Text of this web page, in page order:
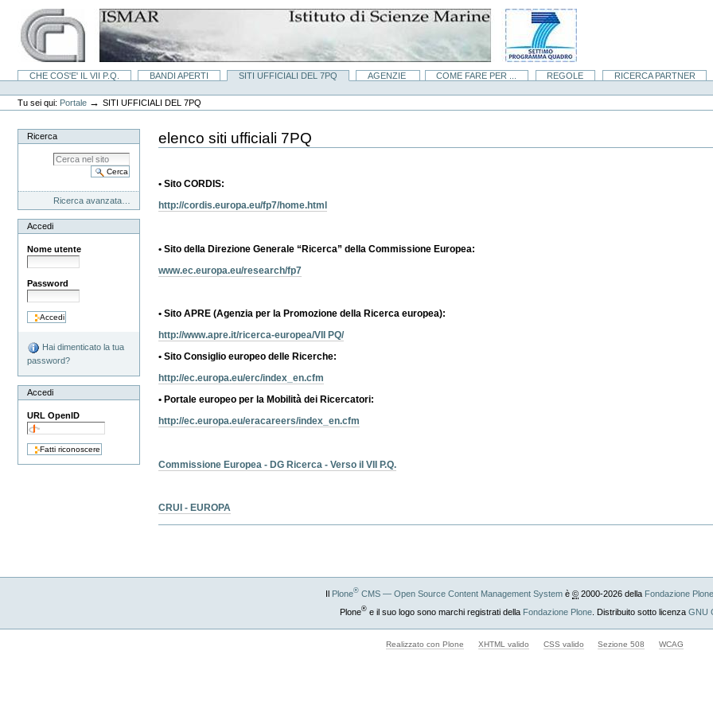
contenuti.
Spostati
navigazione
SezioniCHE COS'E' IL VII P.Q. BANDI APERTI SITI UFFICIALI DEL 7PQ AGENZIE COME FARE PER ... REGOLE RICERCA PARTNER
Strumenti
personali
Tu sei qui: Portale →SITI UFFICIALI DEL 7PQ
Ricerca
Ricerca avanzata…
Accedi
Nome utente
Password
Hai dimenticato la tua
password?
Accedi
URL OpenID
elenco siti ufficiali 7PQ
• Sito CORDIS:
http://cordis.europa.eu/fp7/home.html
• Sito della Direzione Generale “Ricerca” della Commissione Europea:
www.ec.europa.eu/research/fp7
• Sito APRE (Agenzia per la Promozione della Ricerca europea):
http://www.apre.it/ricerca-europea/VII PQ/
• Sito Consiglio europeo delle Ricerche:
http://ec.europa.eu/erc/index_en.cfm
• Portale europeo per la Mobilità dei Ricercatori:
http://ec.europa.eu/eracareers/index_en.cfm
Commissione Europea - DG Ricerca - Verso il VII P.Q.
CRUI - EUROPA
Il Plone® CMS — Open Source Content Management System è © 2000-2026 della Fondazione Plone
Plone®e il suo logo sono marchi registrati della Fondazione Plone. Distribuito sotto licenza GNU
Realizzato con Plone XHTML valido CSS valido Sezione 508 WCAG